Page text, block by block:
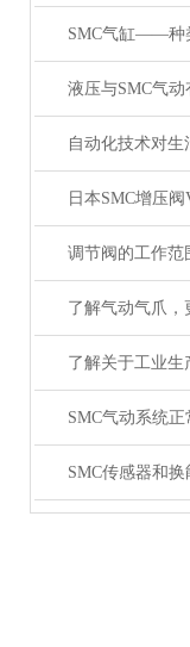
液压与SMC气动
自动化技术对生
调节阀的工作范